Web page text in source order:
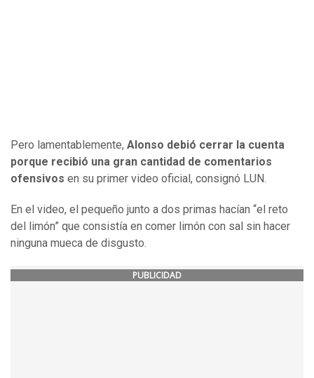
Pero lamentablemente, Alonso debió cerrar la cuenta
porque recibió una gran cantidad de comentarios
ofensivos en su primer video oficial, consignó LUN.
En el video, el pequeño junto a dos primas hacían “el reto
del limón” que consistía en comer limón con sal sin hacer
ninguna mueca de disgusto.
PUBLICIDAD